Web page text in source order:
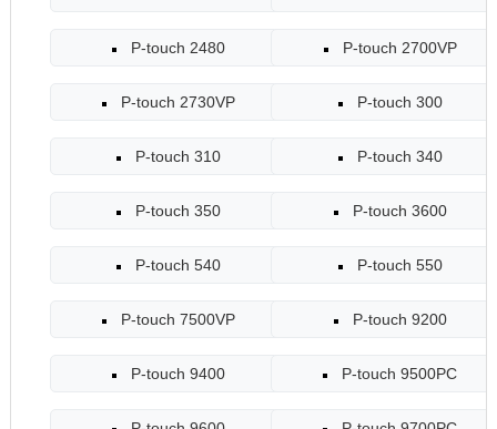
P-touch 2480 P-touch 2700VP
P-touch 2730VP P-touch 300
P-touch 310 P-touch 340
P-touch 350 P-touch 3600
P-touch 540 P-touch 550
P-touch 7500VP P-touch 9200
P-touch 9400 P-touch 9500PC